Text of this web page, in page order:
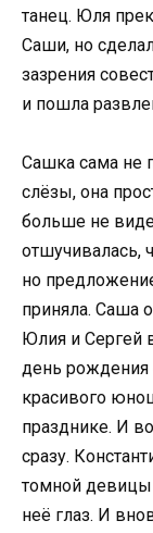
танец. Юля
Саши, но
зазрения
и пошла
Сашка сама не
слёзы, она
больше не
отшучивалась,
но
приняла. Саша
Юлия и Сергей
день
красивого
празднике. И
сразу.
томной девицы
неё глаз. И